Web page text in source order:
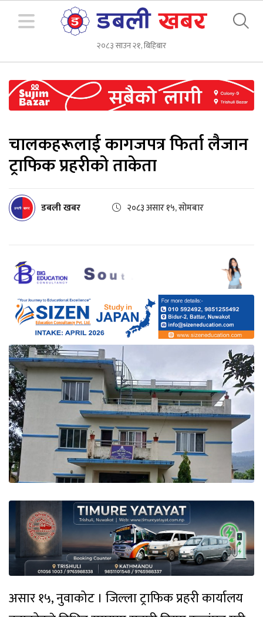
२०८३ साउन २१, बिहिबार
चालकहरूलाई कागजपत्र फिर्ता लैजान
ट्राफिक प्रहरीको ताकेता
डबली खबर २०८३ असार १५, सोमबार
असार १५, नुवाकोट । जिल्ला ट्राफिक प्रहरी कार्यालय